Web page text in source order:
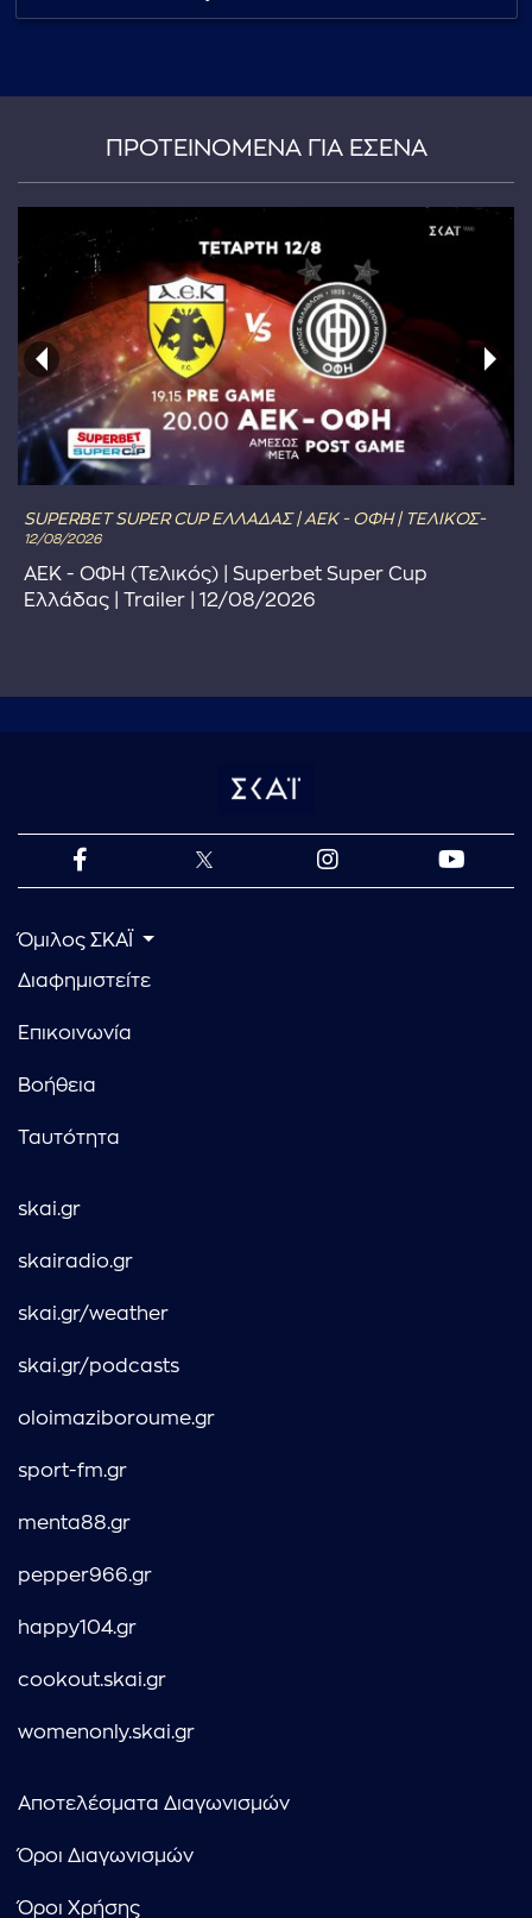
ΠΡΟΤΕΙΝΟΜΕΝΑ ΓΙΑ ΕΣΕΝΑ
SUPERBET SUPER CUP ΕΛΛΑΔΑΣ | ΑΕΚ - ΟΦΗ | ΤΕΛΙΚΟΣ-
12/08/2026
ΑΕΚ - ΟΦΗ (Τελικός) | Superbet Super Cup
Ελλάδας | Trailer | 12/08/2026
Όμιλος ΣΚΑΪ
Διαφημιστείτε
Επικοινωνία
Βοήθεια
Ταυτότητα
skai.gr
skairadio.gr
skai.gr/weather
skai.gr/podcasts
oloimaziboroume.gr
sport-fm.gr
menta88.gr
pepper966.gr
happy104.gr
cookout.skai.gr
womenonly.skai.gr
Αποτελέσματα Διαγωνισμών
Όροι Διαγωνισμών
Όροι Χρήσης